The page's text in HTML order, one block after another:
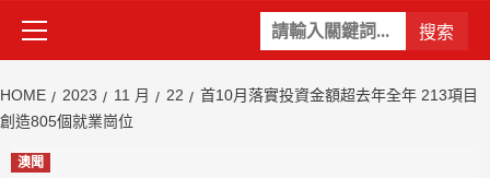
關
鍵
Primary
Menu
HOME 2023 11 月 22
首10月落實投資金額超去年全年 213項目
創造805個就業崗位
澳聞